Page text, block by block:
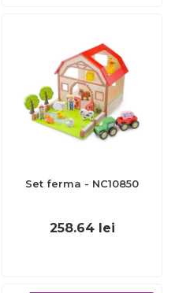
Set ferma - NC10850
258.64 lei